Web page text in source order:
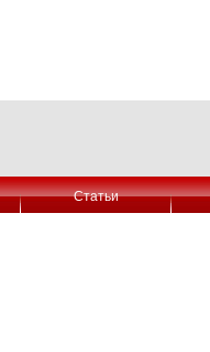
Статьи